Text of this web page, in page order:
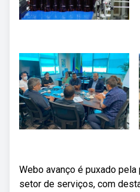
Webo avanço é puxado
setor de serviços, com